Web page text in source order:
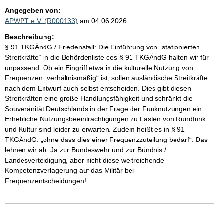
Angegeben von:
APWPT e.V. (R000133) am 04.06.2026
Beschreibung:
§ 91 TKGÄndG / Friedensfall: Die Einführung von „stationierten
Streitkräfte“ in die Behördenliste des § 91 TKGÄndG halten wir für
unpassend. Ob ein Eingriff etwa in die kulturelle Nutzung von
Frequenzen „verhältnismäßig“ ist, sollen ausländische Streitkräfte
nach dem Entwurf auch selbst entscheiden. Dies gibt diesen
Streitkräften eine große Handlungsfähigkeit und schränkt die
Souveränität Deutschlands in der Frage der Funknutzungen ein.
Erhebliche Nutzungsbeeinträchtigungen zu Lasten von Rundfunk
und Kultur sind leider zu erwarten. Zudem heißt es in § 91
TKGÄndG: „ohne dass dies einer Frequenzzuteilung bedarf“. Das
lehnen wir ab. Ja zur Bundeswehr und zur Bündnis /
Landesverteidigung, aber nicht diese weitreichende
Kompetenzverlagerung auf das Militär bei
Frequenzentscheidungen!